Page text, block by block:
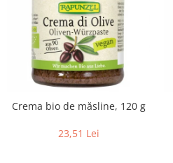
Crema bio de măsline, 120 g
23,51 Lei